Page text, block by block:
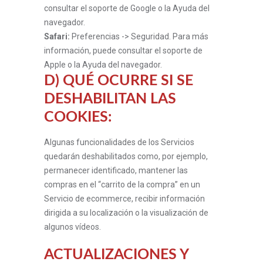
consultar el soporte de Google o la Ayuda del
navegador.
Safari: Preferencias -> Seguridad. Para más
información, puede consultar el soporte de
Apple o la Ayuda del navegador.
D) QUÉ OCURRE SI SE
DESHABILITAN LAS
COOKIES:
Algunas funcionalidades de los Servicios
quedarán deshabilitados como, por ejemplo,
permanecer identificado, mantener las
compras en el “carrito de la compra” en un
Servicio de ecommerce, recibir información
dirigida a su localización o la visualización de
algunos vídeos.
ACTUALIZACIONES Y